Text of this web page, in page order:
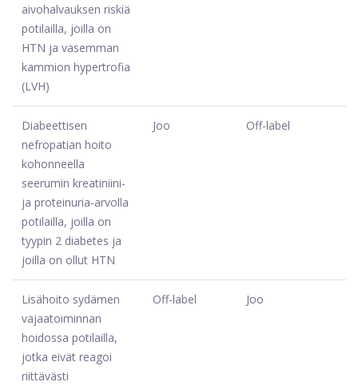
aivohalvauksen riskiä
potilailla, joilla on
HTN ja vasemman
kammion hypertrofia
(LVH)
Diabeettisen
nefropatian hoito
kohonneella
seerumin kreatiniini-
ja proteinuria-arvolla
potilailla, joilla on
tyypin 2 diabetes ja
joilla on ollut HTN
Joo Off-label
Lisähoito sydämen
vajaatoiminnan
hoidossa potilailla,
jotka eivät reagoi
riittävästi
Off-label Joo